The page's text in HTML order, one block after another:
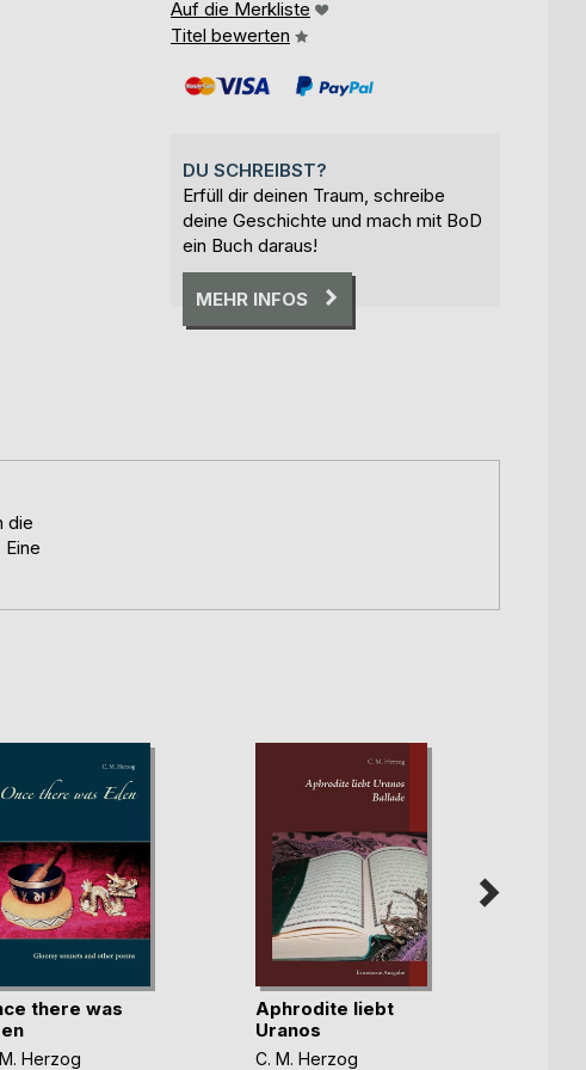
Auf die Merkliste
Titel bewerten
DU SCHREIBST?
Erfüll dir deinen Traum, schreibe
deine Geschichte und mach mit BoD
ein Buch daraus!
MEHR INFOS
die
there was
Herzog
Aphrodite liebt
Uranos
C. M. Herzog